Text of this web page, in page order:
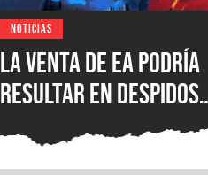
NOTICIAS
La venta de EA podría
resultar en despidos
masivos y la venta de
estudios como BioWare,